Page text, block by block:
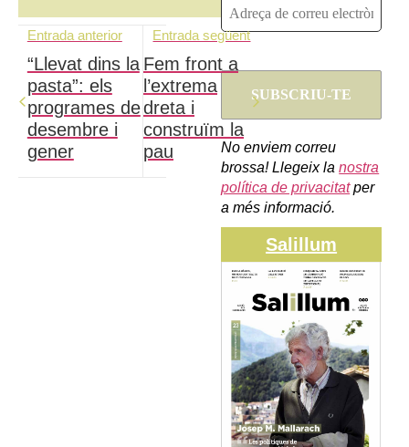
Entrada anterior
“Llevat dins la
pasta”: els
programes de
desembre i
gener
Entrada següent
Fem front a
l’extrema
dreta i
construïm la
pau
No enviem correu
brossa! Llegeix lanostra
política de privacitatper
a més informació.
Salillum